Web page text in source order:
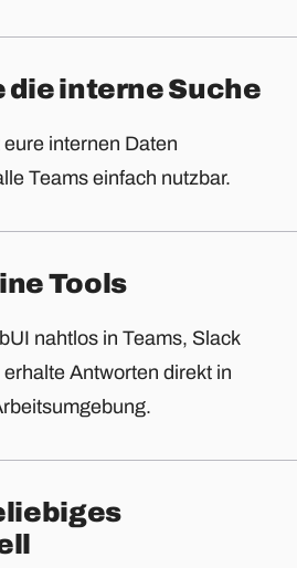
interne Suche
internen Daten
Teams einfach nutzbar.
Tools
nahtlos in Teams, Slack
Antworten direkt in